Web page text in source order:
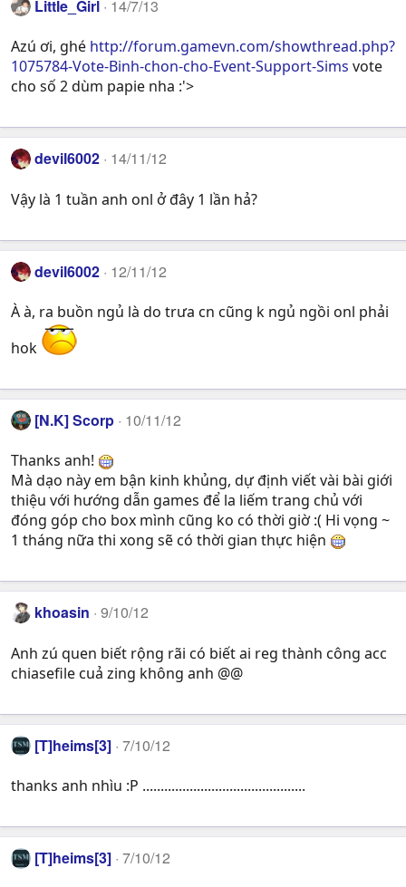
Little_Girl 14/7/13
Azú ơi, ghé http://forum.gamevn.com/showthread.php?
1075784-Vote-Binh-chon-cho-Event-Support-Sims vote
cho số 2 dùm papie nha :'>
devil6002 14/11/12
Vậy là 1 tuần anh onl ở đây 1 lần hả?
devil6002 12/11/12
À à, ra buồn ngủ là do trưa cn cũng k ngủ ngồi onl phải
hok
[N.K] Scorp 10/11/12
Thanks anh!
Mà dạo này em bận kinh khủng, dự định viết vài bài giới
thiệu với hướng dẫn games để la liếm trang chủ với
đóng góp cho box mình cũng ko có thời giờ :( Hi vọng ~
1 tháng nữa thi xong sẽ có thời gian thực hiện
khoasin 9/10/12
Anh zú quen biết rộng rãi có biết ai reg thành công acc
chiasefile cuả zing không anh @@
[T]heims[3] 7/10/12
thanks anh nhìu :P .............................................
[T]heims[3] 7/10/12